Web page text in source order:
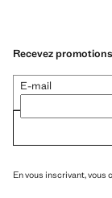
Recevez
E-mail
En vous inscrivant, vous